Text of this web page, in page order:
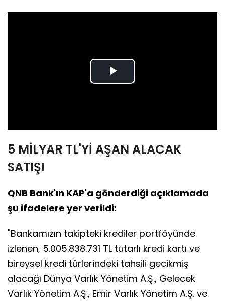
Play
5 MİLYAR TL'Yİ AŞAN ALACAK
SATIŞI
QNB Bank'ın KAP'a gönderdiği açıklamada
şu ifadelere yer verildi:
"Bankamızın takipteki krediler portföyünde
izlenen, 5.005.838.731 TL tutarlı kredi kartı ve
bireysel kredi türlerindeki tahsili gecikmiş
alacağı Dünya Varlık Yönetim A.Ş., Gelecek
Varlık Yönetim A.Ş., Emir Varlık Yönetim A.Ş. ve